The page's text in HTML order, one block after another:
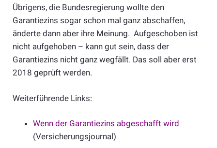
Übrigens, die Bundesregierung wollte den
Garantiezins sogar schon mal ganz abschaffen,
änderte dann aber ihre Meinung. Aufgeschoben ist
nicht aufgehoben – kann gut sein, dass der
Garantiezins nicht ganz wegfällt. Das soll aber erst
2018 geprüft werden.
Weiterführende Links:
Wenn der Garantiezins abgeschafft wird
(Versicherungsjournal)